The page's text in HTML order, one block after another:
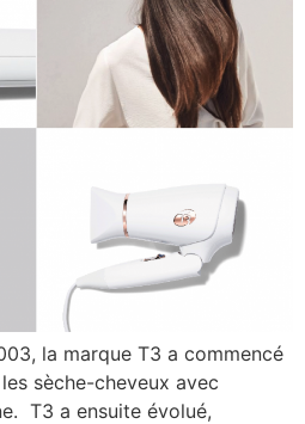
la marque T3 a commencé
sèche-cheveux avec
T3 a ensuite évolué,